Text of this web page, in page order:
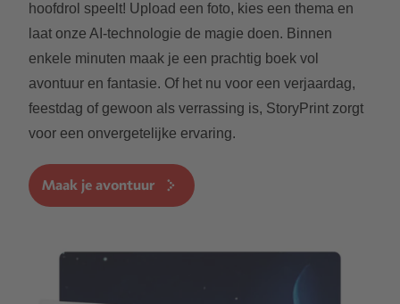
hoofdrol speelt! Upload een foto, kies een thema en
laat onze AI-technologie de magie doen. Binnen
enkele minuten maak je een prachtig boek vol
avontuur en fantasie. Of het nu voor een verjaardag,
feestdag of gewoon als verrassing is, StoryPrint zorgt
voor een onvergetelijke ervaring.
Maak je avontuur